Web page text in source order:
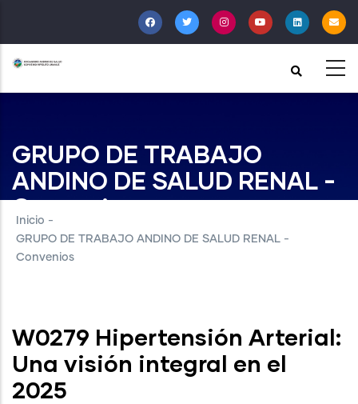
al
contenido
principal
GRUPO DE TRABAJO
ANDINO DE SALUD RENAL -
Convenios
Inicio -
GRUPO DE TRABAJO ANDINO DE SALUD RENAL -
Convenios
W0279 Hipertensión Arterial:
Una visión integral en el
2025